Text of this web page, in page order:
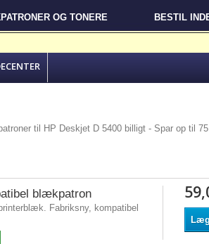
OG TONERE BESTIL
til HP Deskjet D 5400 billigt - Spar op til
blækpatron
Fabriksny, kompatibel